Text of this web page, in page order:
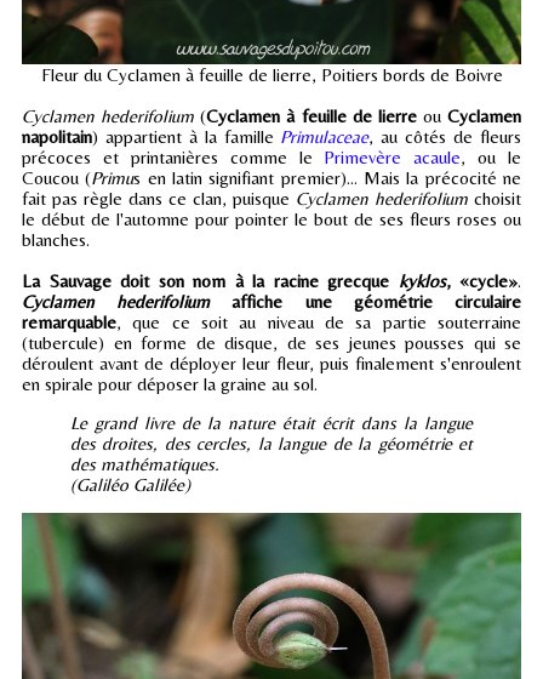
Fleur du Cyclamen à feuille de lierre, Poitiers bords de Boivre
Cyclamen hederifolium (Cyclamen à feuille de lierreou Cyclamen
napolitain) appartient à la famille Primulaceae, au côtés de fleurs
précoces et printanières comme le Primevère acaule, ou le
Coucou (Primus en latin signifiant premier)... Mais la précocité ne
fait pas règle dans ce clan, puisque Cyclamen hederifolium choisit
le début de l'automne pour pointer le bout de ses fleurs roses ou
blanches.
La Sauvage doit son nom à la racine grecque kyklos, «cycle».
Cyclamen hederifoliumaffiche une géométrie circulaire
remarquable, que ce soit au niveau de sa partie souterraine
(tubercule) en forme de disque, de ses jeunes pousses qui se
déroulent avant de déployer leur fleur, puis finalement s'enroulent
en spirale pour déposer la graine au sol.
Le grand livre de la nature était écrit dans la langue
des droites, des cercles, la langue de la géométrie et
des mathématiques.
(Galiléo Galilée)